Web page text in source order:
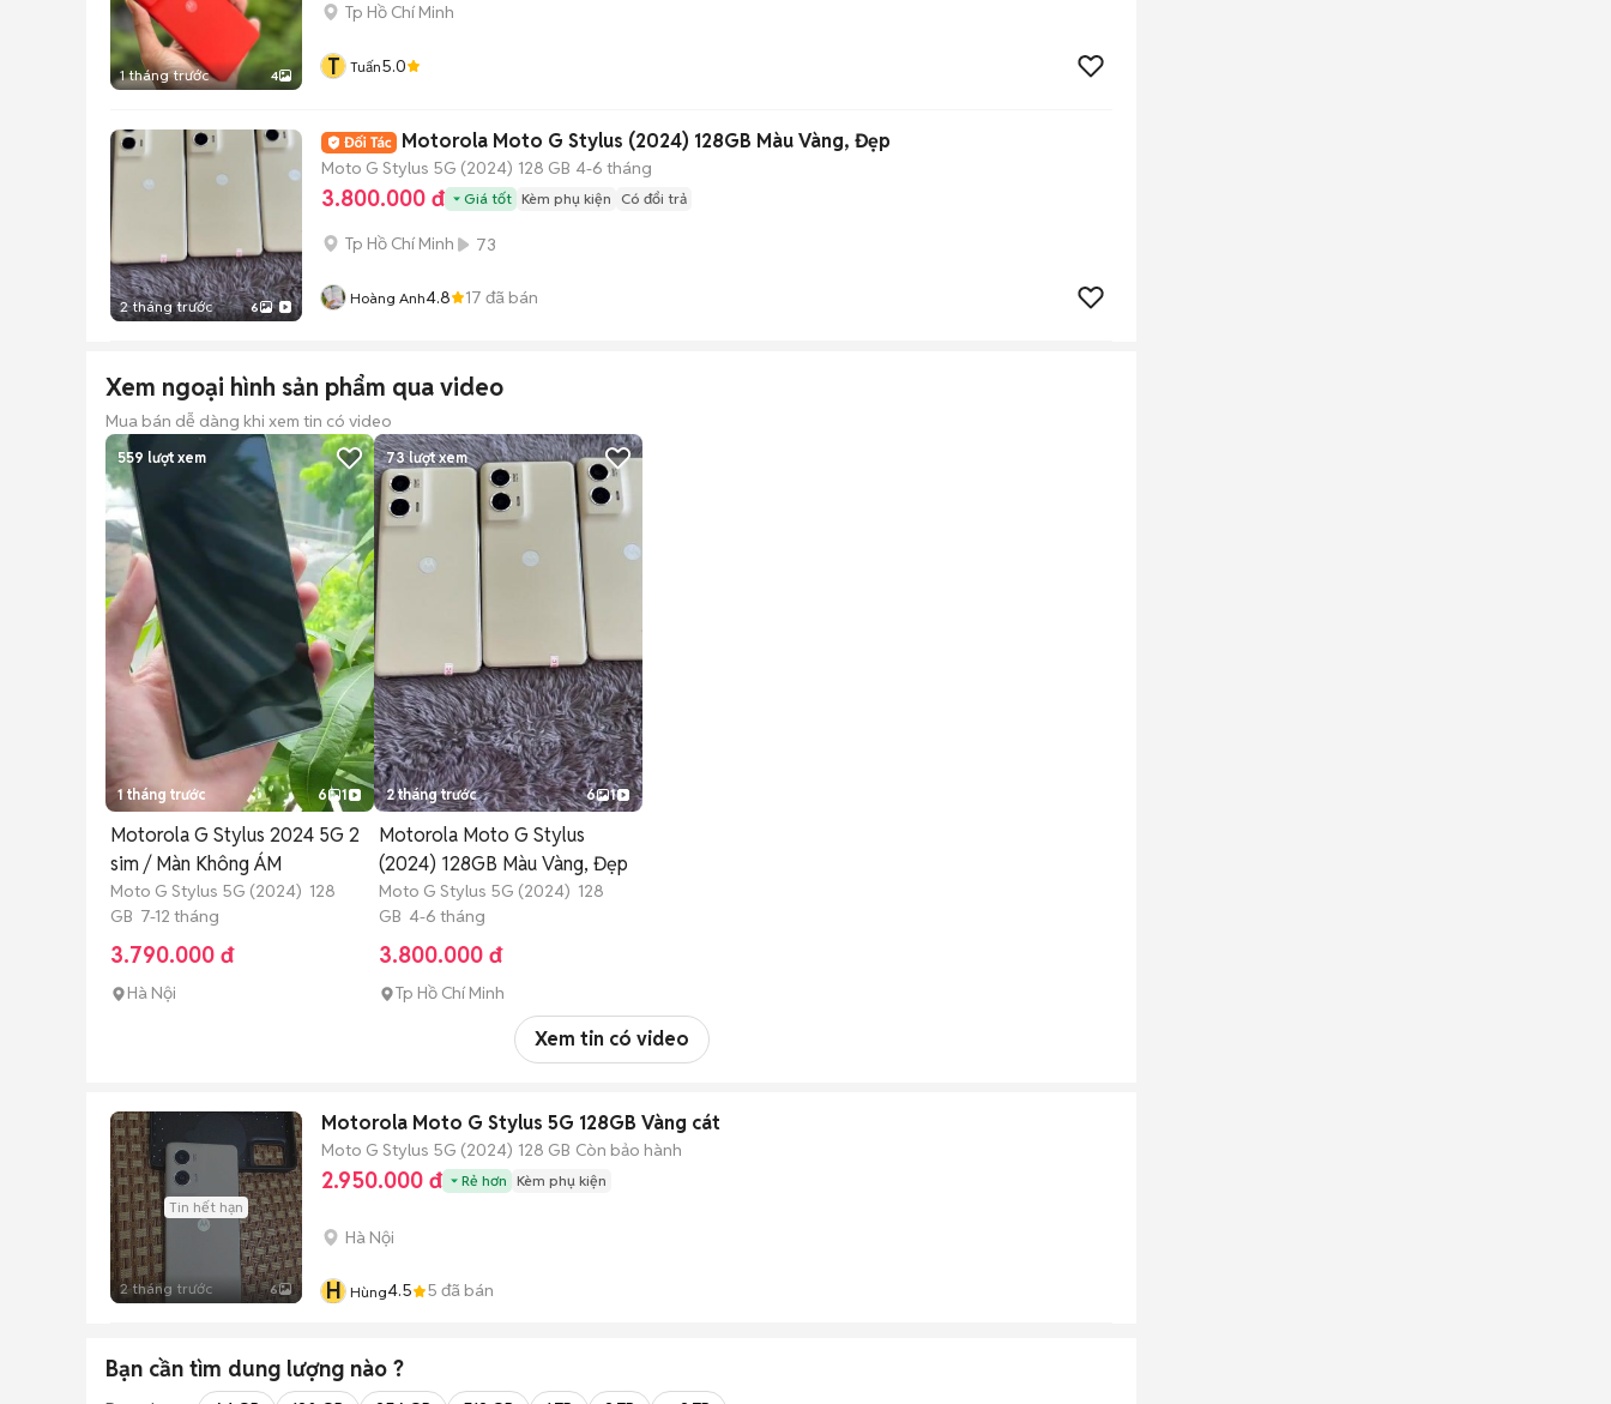
1 tháng trước 4
Tp Hồ Chí Minh
T Tuấn5.0
2 tháng trước 6
Motorola Moto G Stylus (2024) 128GB Màu Vàng, Đẹp
Moto G Stylus 5G (2024) 128 GB 4-6 tháng
3.800.000 đ Giá tốt Kèm phụ kiện Có đổi trả
Tp Hồ Chí Minh 73
Hoàng Anh4.8 17 đã bán
Xem ngoại hình sản phẩm qua video
Mua bán dễ dàng khi xem tin có video
559 lượt xem
1 tháng trước 6 1
Motorola G Stylus 2024 5G 2
sim / Màn Không ÁM
Moto G Stylus 5G (2024) 128
GB 7-12 tháng
3.790.000 đ
Hà Nội
73lượt xem
2 tháng trước 6 1
Motorola Moto G Stylus
(2024) 128GB Màu Vàng, Đẹp
Moto G Stylus 5G (2024) 128
GB 4-6 tháng
3.800.000 đ
Tp Hồ Chí Minh
Xem tin có video
Tin hết hạn
2 tháng trước 6
Motorola Moto G Stylus 5G 128GB Vàng cát
Moto G Stylus 5G (2024) 128 GB Còn bảo hành
2.950.000 đ Rẻ hơn Kèm phụ kiện
Hà Nội
H Hùng4.5 5 đã bán
Bạn cần tìm dung lượng nào ?